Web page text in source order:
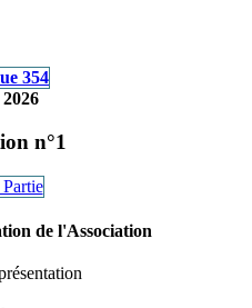
n°1
de l'Association